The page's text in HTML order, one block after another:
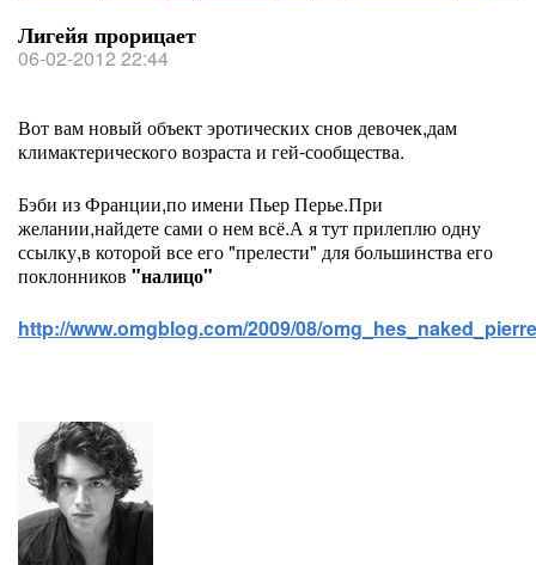
Лигейя прорицает
06-02-2012 22:44
Вот вам новый объект эротических снов девочек,дам
климактерического возраста и гей-сообщества.
Бэби из Франции,по имени Пьер Перье.При
желании,найдете сами о нем всё.А я тут прилеплю одну
ссылку,в которой все его "прелести" для большинства его
поклонников "налицо"
http://www.omgblog.com/2009/08/